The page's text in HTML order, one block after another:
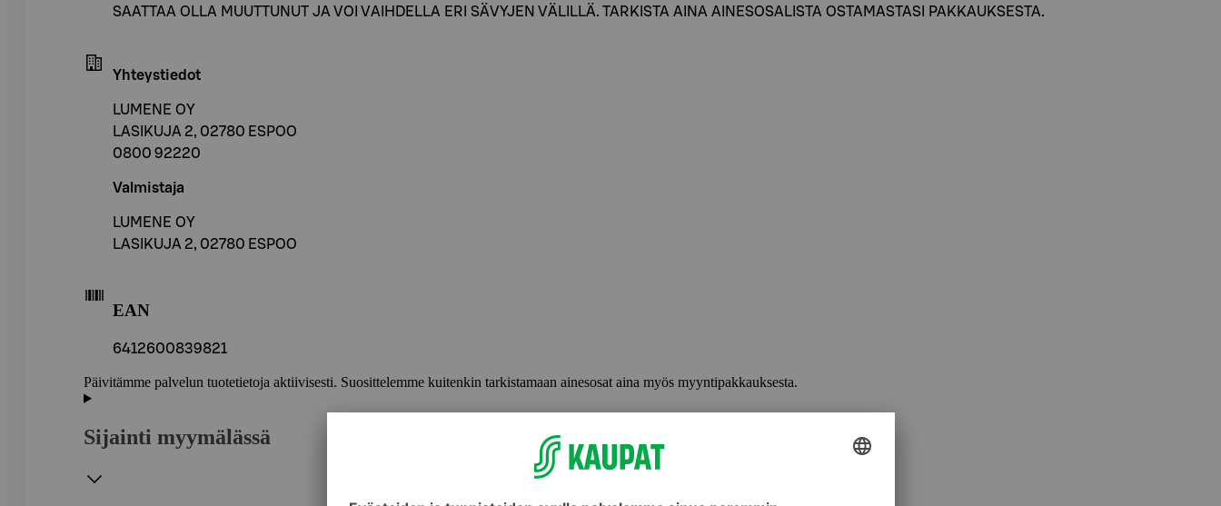
SAATTAA OLLA MUUTTUNUT JA VOI VAIHDELLA ERI SÄVYJEN VÄLILLÄ. TARKISTA AINA AINESOSALISTA OSTAMASTASI PAKKAUKSESTA.
Yhteystiedot
LUMENE OY
LASIKUJA 2, 02780 ESPOO
0800 92220
Valmistaja
LUMENE OY
LASIKUJA 2, 02780 ESPOO
EAN
6412600839821
Päivitämme palvelun tuotetietoja aktiivisesti. Suosittelemme kuitenkin tarkistamaan ainesosat aina myös myyntipakkauksesta.
Sijainti myymälässä